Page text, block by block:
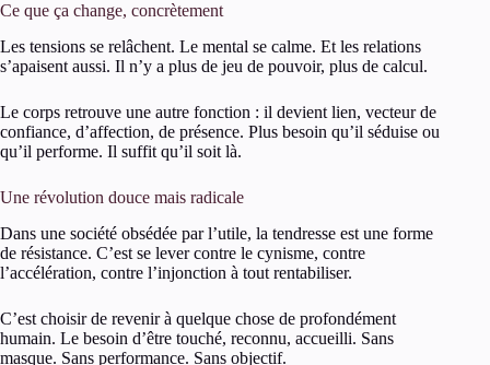
Ce que ça change, concrètement
Les tensions se relâchent. Le mental se calme. Et les relations
s’apaisent aussi. Il n’y a plus de jeu de pouvoir, plus de calcul.
Le corps retrouve une autre fonction : il devient lien, vecteur de
confiance, d’affection, de présence. Plus besoin qu’il séduise ou
qu’il performe. Il suffit qu’il soit là.
Une révolution douce mais radicale
Dans une société obsédée par l’utile, la tendresse est une forme
de résistance. C’est se lever contre le cynisme, contre
l’accélération, contre l’injonction à tout rentabiliser.
C’est choisir de revenir à quelque chose de profondément
humain. Le besoin d’être touché, reconnu, accueilli. Sans
masque. Sans performance. Sans objectif.